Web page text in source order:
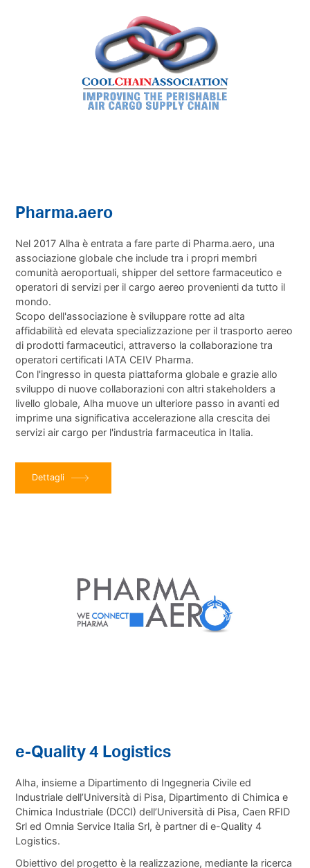
Pharma.aero
Nel 2017 Alha è entrata a fare parte di Pharma.aero, una
associazione globale che include tra i propri membri
comunità aeroportuali, shipper del settore farmaceutico e
operatori di servizi per il cargo aereo provenienti da tutto il
mondo.
Scopo dell'associazione è sviluppare rotte ad alta
affidabilità ed elevata specializzazione per il trasporto aereo
di prodotti farmaceutici, attraverso la collaborazione tra
operatori certificati IATA CEIV Pharma.
Con l'ingresso in questa piattaforma globale e grazie allo
sviluppo di nuove collaborazioni con altri stakeholders a
livello globale, Alha muove un ulteriore passo in avanti ed
imprime una significativa accelerazione alla crescita dei
servizi air cargo per l'industria farmaceutica in Italia.
Dettagli
e-Quality 4 Logistics
Alha, insieme a Dipartimento di Ingegneria Civile ed
Industriale dell’Università di Pisa, Dipartimento di Chimica e
Chimica Industriale (DCCI) dell’Università di Pisa, Caen RFID
Srl ed Omnia Service Italia Srl, è partner di e-Quality 4
Logistics.
Obiettivo del progetto è la realizzazione, mediante la ricerca